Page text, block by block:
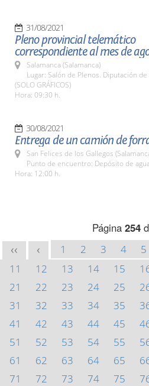
31/08/2021
Pleno provincial telemático
correspondiente al mes de
Salamanca (Salamanca)
Lugar: Salón de Plenos. Diputación de
(SOLO GRÁFICOS)
Hora: 09:30 h.
30/08/2021
Entrega de un camión de
San Felices de los Gallegos
Punto de encuentro: Depósito de
Hora: 12:00 h.
Página 254
<< < 1 2 3 4 5
11
12 13 14 15
21
22 23 24 25
31
32 33 34 35
41
42 43 44 45
51
52 53 54 55
61
62 63 64 65
71
72 73 74 75